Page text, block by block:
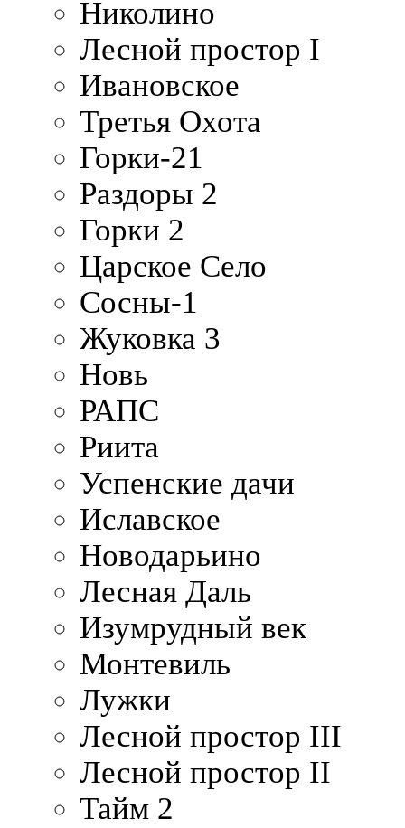
Николино
Лесной простор I
Ивановское
Третья Охота
Горки-21
Раздоры 2
Горки 2
Царское Село
Сосны-1
Жуковка 3
Новь
РАПС
Риита
Успенские дачи
Иславское
Новодарьино
Лесная Даль
Изумрудный век
Монтевиль
Лужки
Лесной простор III
Лесной простор II
Тайм 2